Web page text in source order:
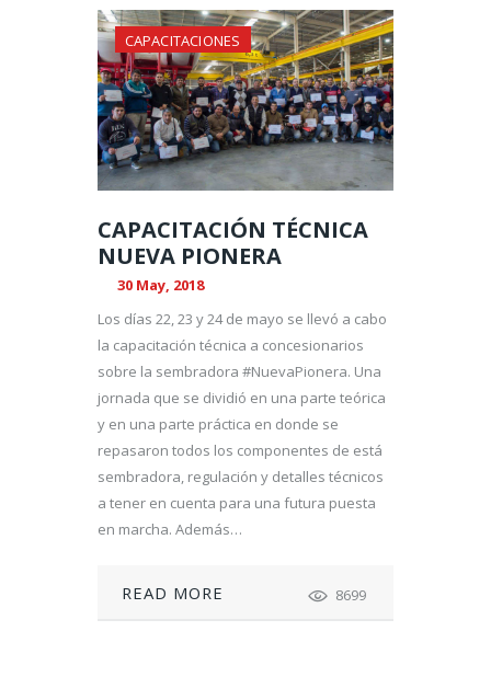
CAPACITACIONES
CAPACITACIÓN TÉCNICA
NUEVA PIONERA
30 May, 2018
Los días 22, 23 y 24 de mayo se llevó a cabo
la capacitación técnica a concesionarios
sobre la sembradora #NuevaPionera. Una
jornada que se dividió en una parte teórica
y en una parte práctica en donde se
repasaron todos los componentes de está
sembradora, regulación y detalles técnicos
a tener en cuenta para una futura puesta
en marcha. Además…
READ MORE 8699